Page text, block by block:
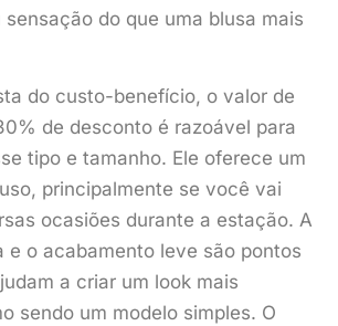
sensação do que uma blusa mais
do custo-benefício, o valor de
de desconto é razoável para
tipo e tamanho. Ele oferece um
principalmente se você vai
ocasiões durante a estação. A
e o acabamento leve são pontos
a criar um look mais
sendo um modelo simples. O